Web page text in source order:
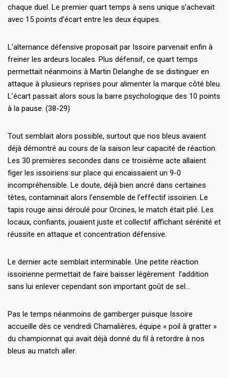
chaque duel. Le premier quart temps à sens unique s’achevait
avec 15 points d’écart entre les deux équipes.
L’alternance défensive proposait par Issoire parvenait enfin à
freiner les ardeurs locales. Plus défensif, ce quart temps
permettait néanmoins à Martin Delanghe de se distinguer en
attaque à plusieurs reprises pour alimenter la marque côté bleu.
L’écart passait alors sous la barre psychologique des 10 points
à la pause. (38-29)
Tout semblait alors possible, surtout que nos bleus avaient
déjà démontré au cours de la saison leur capacité de réaction.
Les 30 premières secondes dans ce troisième acte allaient
figer les issoiriens sur place qui encaissaient un 9-0
incompréhensible. Le doute, déjà bien ancré dans certaines
têtes, contaminait alors l’ensemble de l’effectif issoirien. Le
tapis rouge ainsi déroulé pour Orcines, le match était plié. Les
locaux, confiants, jouaient juste et collectif affichant sérénité et
réussite en attaque et concentration défensive.
Le dernier acte semblait interminable. Une petite réaction
issoirienne permettait de faire baisser légèrement l’addition
sans lui enlever cependant son important goût de sel…
Pas le temps néanmoins de gamberger puisque Issoire
accueille dès ce vendredi Chamalières, équipe « poil à gratter »
du championnat qui avait déjà donné du fil à retordre à nos
bleus au match aller.